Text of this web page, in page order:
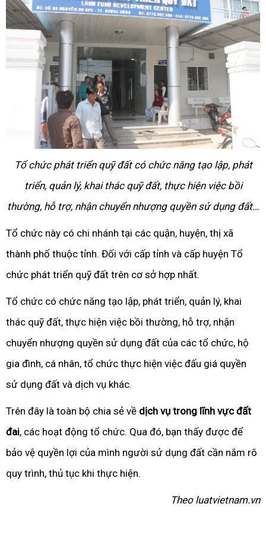
Tổ chức phát triển quỹ đất có chức năng tạo lập, phát
triển, quản lý, khai thác quỹ đất, thực hiện việc bồi
thường, hỗ trợ, nhận chuyển nhượng quyền sử dụng đất…
Tổ chức này có chi nhánh tại các quận, huyện, thị xã
thành phố thuộc tỉnh. Đối với cấp tỉnh và cấp huyện Tổ
chức phát triển quỹ đất trên cơ sở hợp nhất.
Tổ chức có chức năng tạo lập, phát triển, quản lý, khai
thác quỹ đất, thực hiện việc bồi thường, hỗ trợ, nhận
chuyển nhượng quyền sử dụng đất của các tổ chức, hộ
gia đình, cá nhân, tổ chức thực hiện việc đấu giá quyền
sử dụng đất và dịch vụ khác.
Trên đây là toàn bộ chia sẻ về dịch vụ trong lĩnh vực đất
đai, các hoạt động tổ chức. Qua đó, bạn thấy được để
bảo vệ quyền lợi của mình người sử dụng đất cần nắm rõ
quy trình, thủ tục khi thực hiện.
Theo luatvietnam.vn